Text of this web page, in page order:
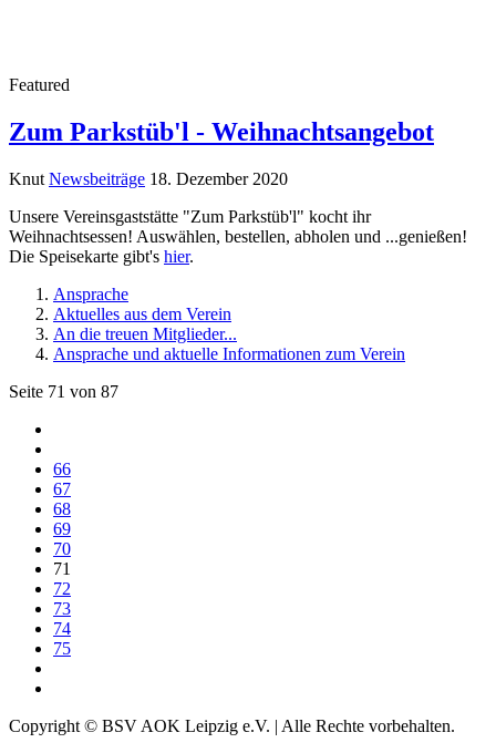
Featured
Zum Parkstüb'l - Weihnachtsangebot
Knut Newsbeiträge 18. Dezember 2020
Unsere Vereinsgaststätte "Zum Parkstüb'l" kocht ihr
Weihnachtsessen! Auswählen, bestellen, abholen und ...genießen!
Die Speisekarte gibt's hier.
Ansprache
Aktuelles aus dem Verein
An die treuen Mitglieder...
Ansprache und aktuelle Informationen zum Verein
Seite 71 von 87
66
67
68
69
70
71
72
73
74
75
Copyright © BSV AOK Leipzig e.V. | Alle Rechte vorbehalten.